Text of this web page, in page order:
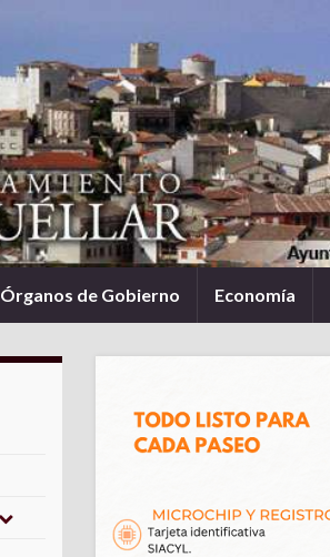
Órganos de Gobierno Economía